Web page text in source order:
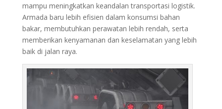
mampu meningkatkan keandalan transportasi logistik.
Armada baru lebih efisien dalam konsumsi bahan
bakar, membutuhkan perawatan lebih rendah, serta
memberikan kenyamanan dan keselamatan yang lebih
baik di jalan raya.